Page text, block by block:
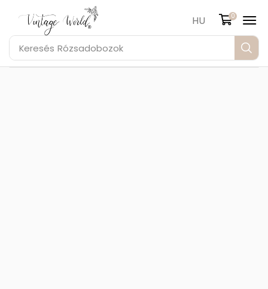
Keresés Rózsadobozok
HU 0